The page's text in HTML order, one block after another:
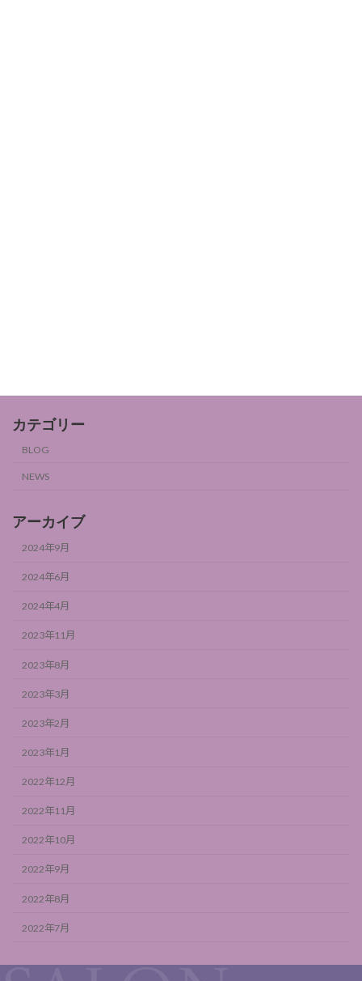
カテゴリー
BLOG
NEWS
アーカイブ
2024年9月
2024年6月
2024年4月
2023年11月
2023年8月
2023年3月
2023年2月
2023年1月
2022年12月
2022年11月
2022年10月
2022年9月
2022年8月
2022年7月